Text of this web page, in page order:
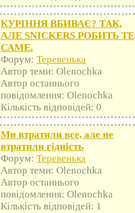
КУРІННЯ ВБИВАЄ? ТАК,
АЛЕ SNICKERS РОБИТЬ ТЕ
САМЕ.
Форум: Теревенька
Автор теми: Olenochka
Автор останнього
повідомлення: Olenochka
Кількість відповідей: 0
Ми втратили все, але не
втратили гідність
Форум: Теревенька
Автор теми: Olenochka
Автор останнього
повідомлення: Olenochka
Кількість відповідей: 1